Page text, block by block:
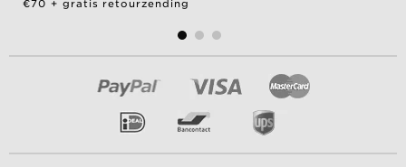
€70 + gratis retourzending